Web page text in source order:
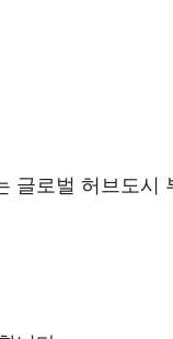
글로벌 허브도시